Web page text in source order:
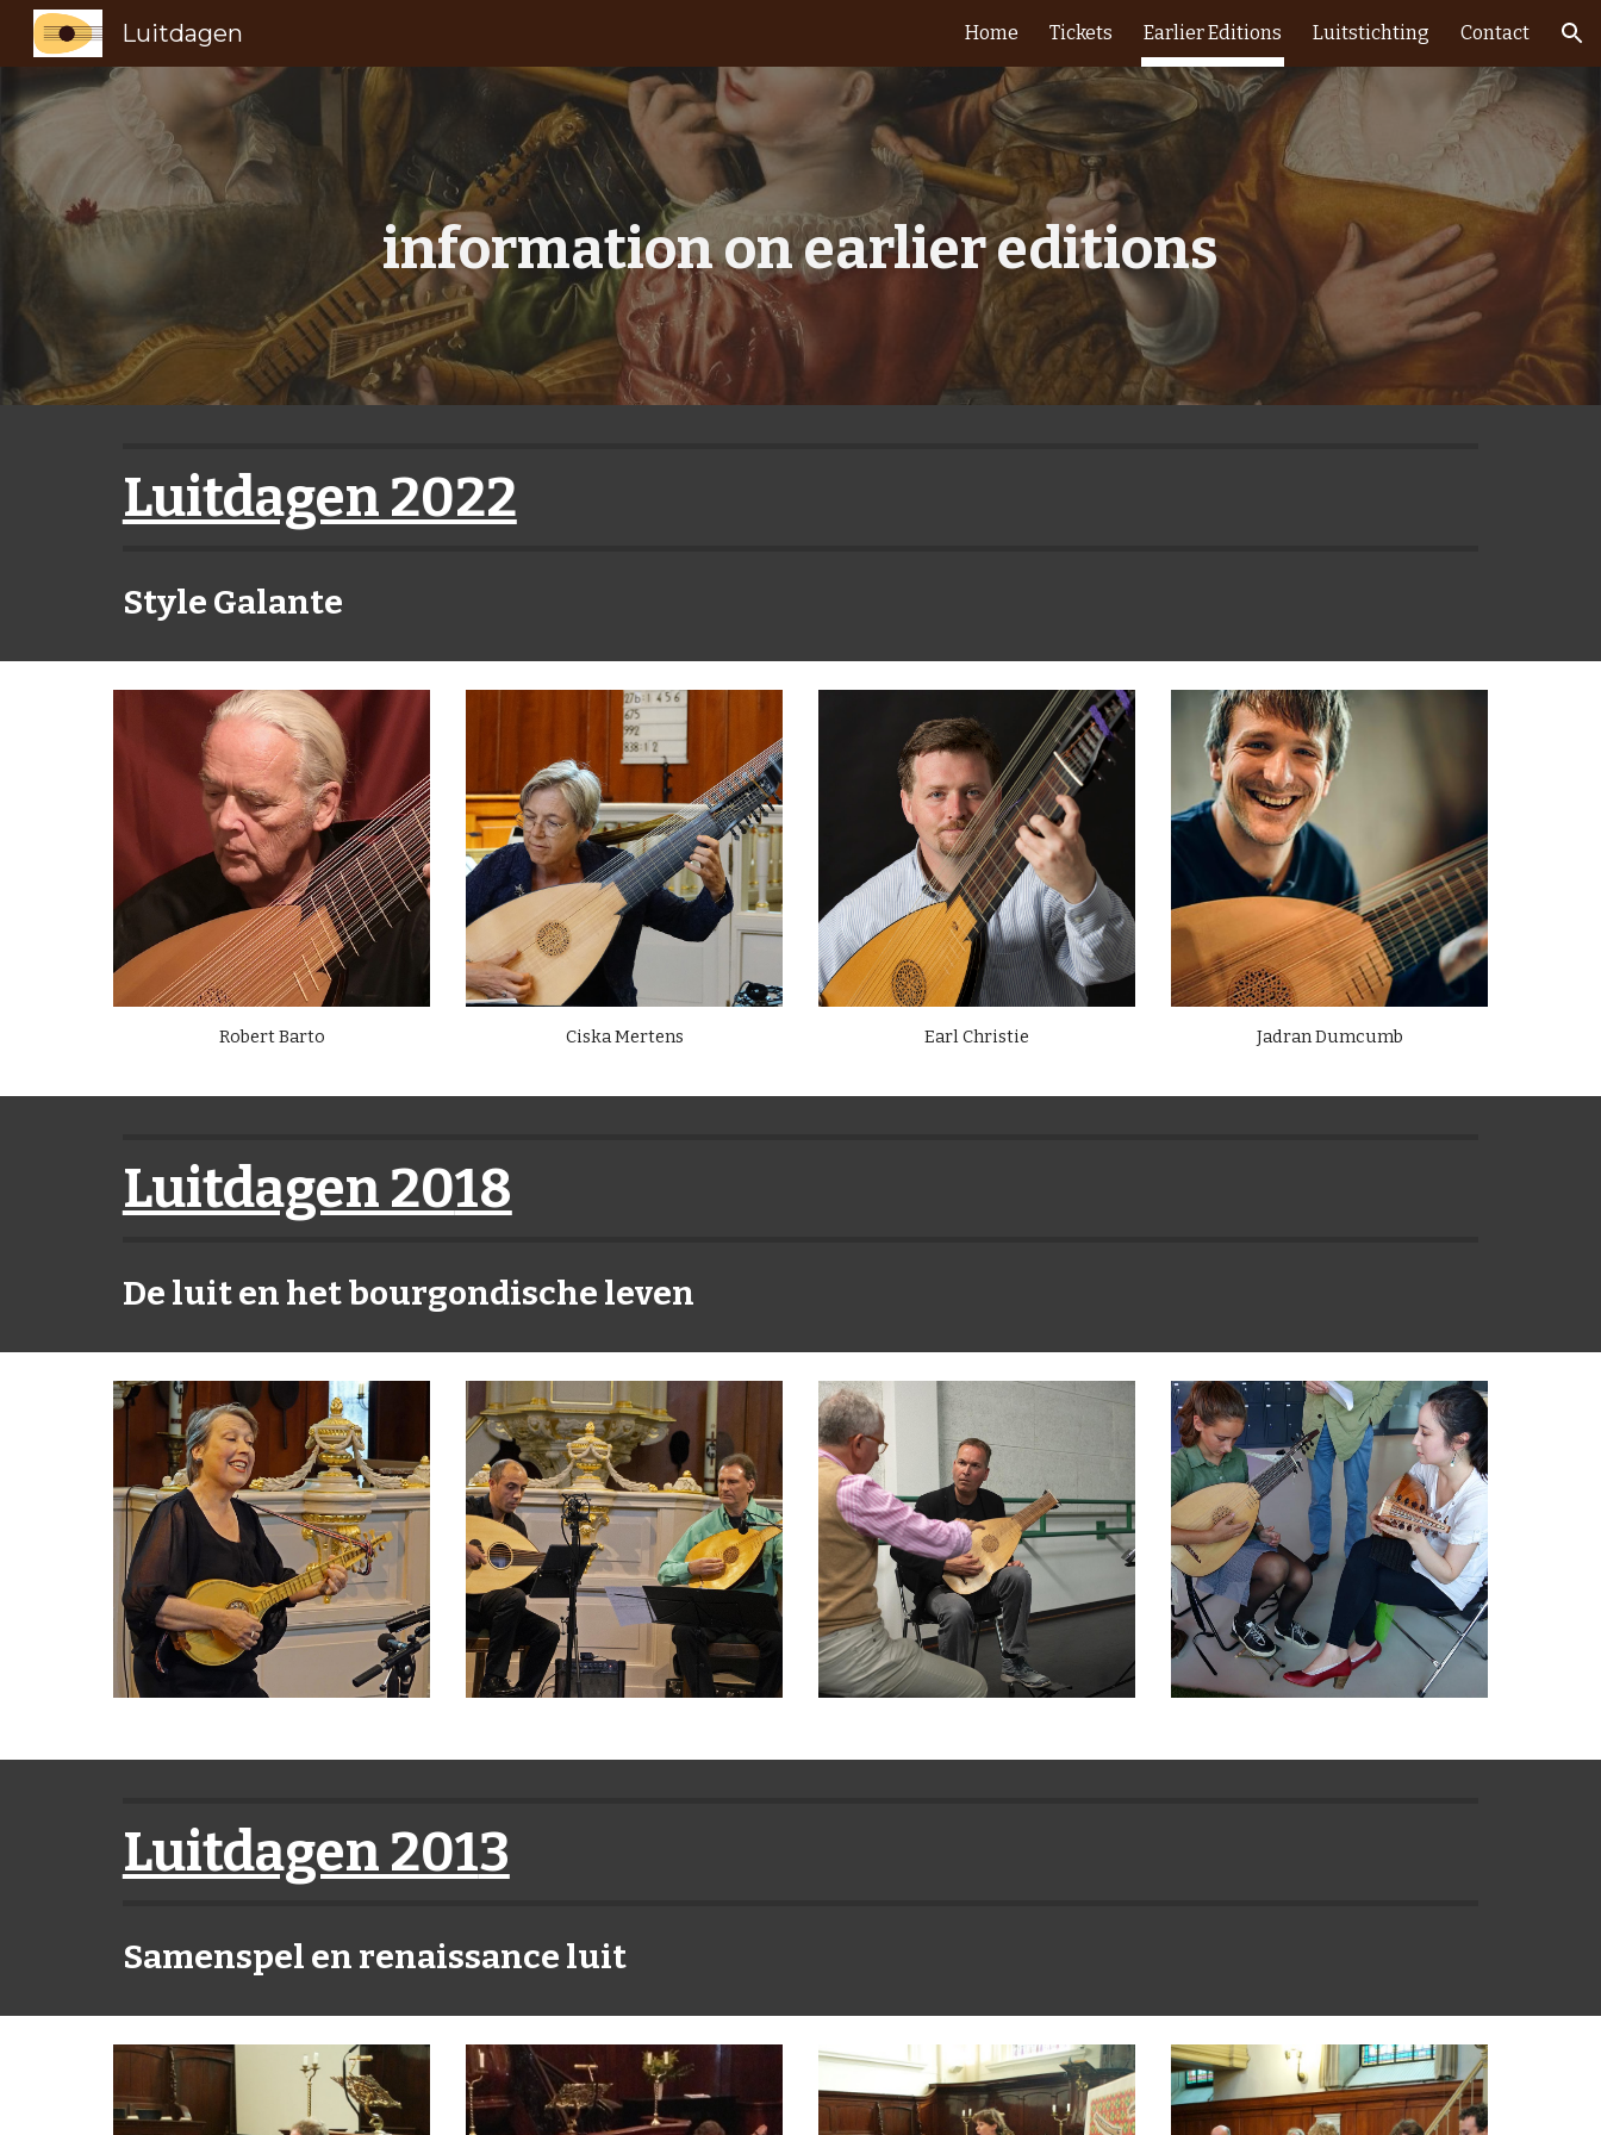
Skip to navigation
Luitdagen Home Tickets Earlier Editions Luitstichting Contact
information on earlier editions
Luitdagen 2022
Style Galante
Robert Barto Ciska Mertens Earl Christie Jadran Dumcumb
Luitdagen 2018
De luit en het bourgondische leven
Luitdagen 2013
Samenspel en renaissance luit